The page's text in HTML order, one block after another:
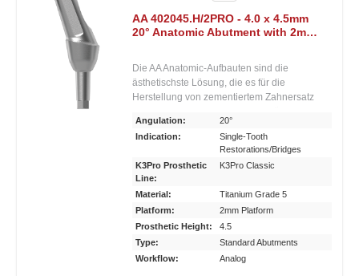
AA 402045.H/2PRO - 4.0 x 4.5mm
20° Anatomic Abutment with 2mm
Die AA Anatomic-Aufbauten sind die
ästhetischste Lösung, die es für die
Herstellung von zementiertem Zahnersatz
Verlauf der Aufbauschulter ermöglicht eine
besonders attraktive Gestaltung des
Kronenübergangs an der Labialäche und
eine sichere Verlagerung des Zementspalts
nach oral. Zahlreiche Gingivahöhen und
Angulationen bis zu 30 Grad ermöglichen
ästhetische Ergebnisse auch bei
schwierigsten Indikationen. Der Aufbau eignet
sich aufgrund seiner Länge auch sehr gut zur
manuellen Nachpräparation. Konische,
Angulation:
20°
Indication:
Single-Tooth
Restorations/Bridges
K3Pro Prosthetic
Line:
K3Pro Classic
Material:
Titanium Grade 5
Platform:
2mm Platform
Prosthetic Height:
4.5
Type:
Standard Abutments
Workflow:
Analog